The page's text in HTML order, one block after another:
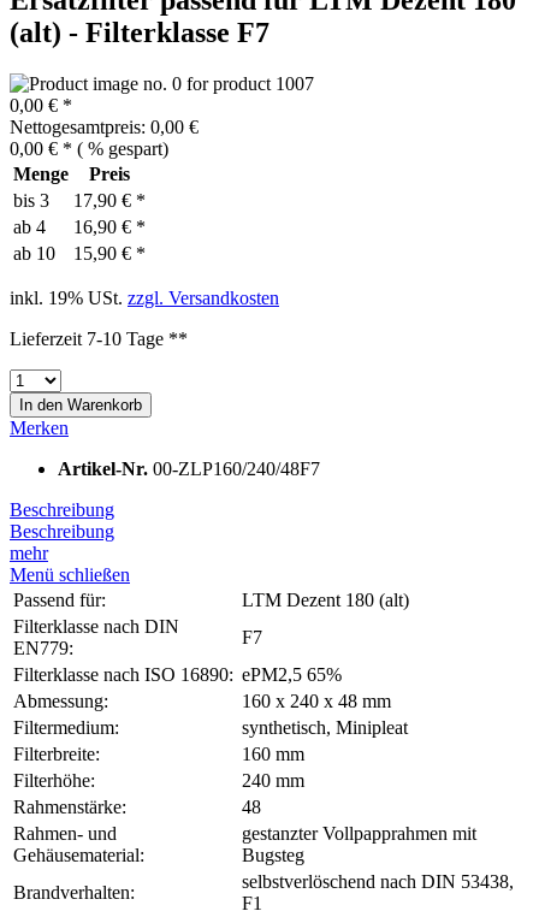
(alt) - Filterklasse F7
0,00 € *
Nettogesamtpreis: 0,00 €
0,00 € * ( % gespart)
Menge
Preis
bis 3
17,90 € *
ab 4
16,90 € *
ab 10 15,90 € *
inkl. 19% USt. zzgl. Versandkosten
Lieferzeit 7-10 Tage **
In den Warenkorb
Merken
Artikel-Nr. 00-ZLP160/240/48F7
Beschreibung
Beschreibung
mehr
Menü schließen
Passend für:
LTM Dezent 180 (alt)
Filterklasse nach DIN
EN779:
F7
Filterklasse nach ISO 16890: ePM2,5 65%
Abmessung:
160 x 240 x 48 mm
Filtermedium:
synthetisch, Minipleat
Filterbreite:
160 mm
Filterhöhe:
240 mm
Rahmenstärke:
48
Rahmen- und
Gehäusematerial:
gestanzter Vollpapprahmen mit
Bugsteg
Brandverhalten:
selbstverlöschend nach DIN 53438,
F1